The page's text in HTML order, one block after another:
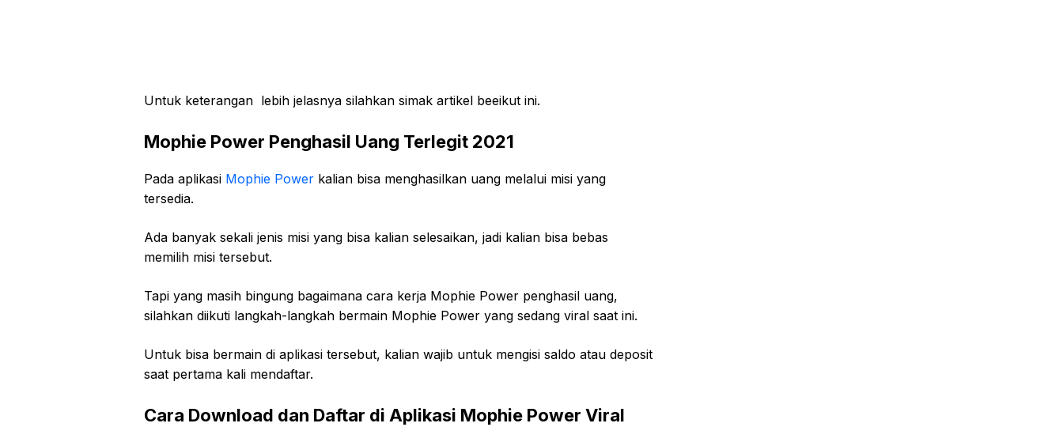
Untuk keterangan lebih jelasnya silahkan simak artikel beeikut ini.
Mophie Power Penghasil Uang Terlegit 2021
Pada aplikasi Mophie Power kalian bisa menghasilkan uang melalui misi yang
tersedia.
Ada banyak sekali jenis misi yang bisa kalian selesaikan, jadi kalian bisa bebas
memilih misi tersebut.
Tapi yang masih bingung bagaimana cara kerja Mophie Power penghasil uang,
silahkan diikuti langkah-langkah bermain Mophie Power yang sedang viral saat ini.
Untuk bisa bermain di aplikasi tersebut, kalian wajib untuk mengisi saldo atau deposit
saat pertama kali mendaftar.
Cara Download dan Daftar di Aplikasi Mophie Power Viral